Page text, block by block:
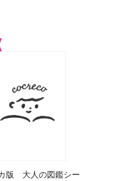
版 大人の図鑑シー